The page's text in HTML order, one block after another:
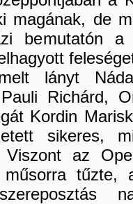
magának, de
bemutatón a
lányt
Richárd,
Kordin
sikeres,
az
tűzte,